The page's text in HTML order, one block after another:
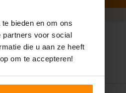
bieden en om ons
partners voor social
die u aan ze heeft
om te accepteren!